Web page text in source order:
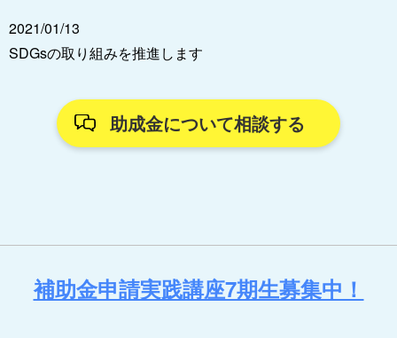
2021/01/13
SDGsの取り組みを推進します
助成金について相談する
補助金申請実践講座7期生募集中！